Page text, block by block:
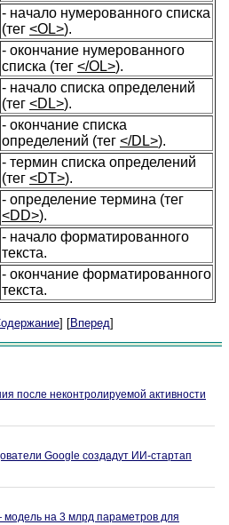
- начало нумерованного списка
(тег <OL>).
- окончание нумерованного
списка (тег </OL>).
- начало списка определений
(тег <DL>).
- окончание списка
определений (тег </DL>).
- термин списка определений
(тег <DT>).
- определение термина (тег
<DD>).
- начало форматированного
текста.
- окончание форматированного
текста.
] [Вперед]
после неконтролируемой активности
Google создадут ИИ-стартап
на 3 млрд параметров для